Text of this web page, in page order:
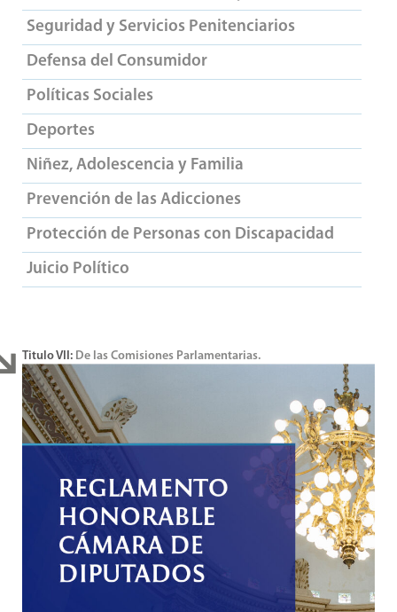
Seguridad y Servicios Penitenciarios
Defensa del Consumidor
Políticas Sociales
Deportes
Niñez, Adolescencia y Familia
Prevención de las Adicciones
Protección de Personas con Discapacidad
Juicio Político
Titulo VII: De las Comisiones Parlamentarias.